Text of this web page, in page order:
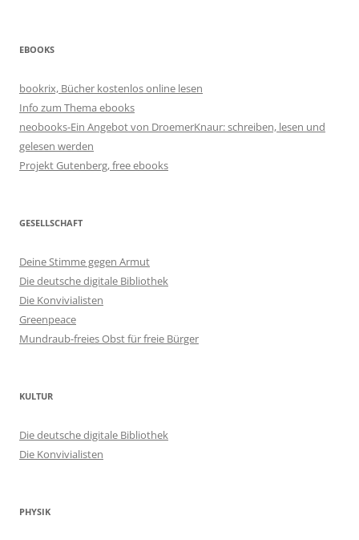
EBOOKS
bookrix, Bücher kostenlos online lesen
Info zum Thema ebooks
neobooks-Ein Angebot von DroemerKnaur: schreiben, lesen und
gelesen werden
Projekt Gutenberg, free ebooks
GESELLSCHAFT
Deine Stimme gegen Armut
Die deutsche digitale Bibliothek
Die Konvivialisten
Greenpeace
Mundraub-freies Obst für freie Bürger
KULTUR
Die deutsche digitale Bibliothek
Die Konvivialisten
PHYSIK